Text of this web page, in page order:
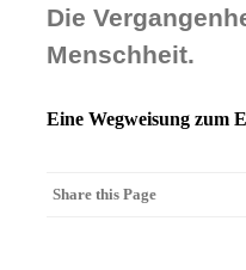
Die
Menschheit.
Eine Wegweisung zum
Share this Page